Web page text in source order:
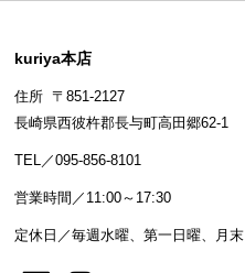
kuriya本店
住所 〒851-2127
長崎県西彼杵郡長与町高田郷62-1
TEL／095-856-8101
営業時間／11:00～17:30
定休日／毎週水曜、第一日曜、月末